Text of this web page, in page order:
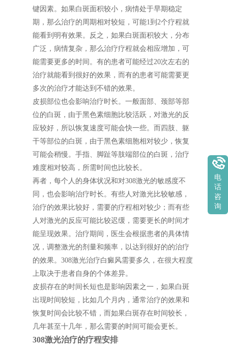
键因素。如果白斑面积较小，病情处于早期稳定
期，那么治疗的周期相对较短，可能1到2个疗程就
能看到明有效果。反之，如果白斑面积较大，分布
广泛，病情复杂，那么治疗疗程就会相应增加，可
能需要更多的时间。有的患者可能经过20次左右的
治疗就能看到很好的效果，而有的患者可能需要更
多次的治疗才能达到不错的效果。
皮损部位也会影响治疗时长。一般面部、颈部等部
位的白斑，由于黑色素细胞比较活跃，对激光的反
应较好，所以恢复速度可能会快一些。而四肢、躯
干等部位的白斑，由于黑色素细胞相对较少，恢复
可能会稍慢。手指、脚趾等肢端部位的白斑，治疗
难度相对较高，所需时间也比较长。
再者，每个人的身体状况和对308激光的敏感度不
同，也会影响治疗时长。有些人对激光比较敏感，
治疗的效果比较好，需要的疗程相对较少；而有些
人对激光的反应可能比较迟缓，需要更长的时间才
能呈现效果。治疗期间，医生会根据患者的具体情
况，调整激光的剂量和频率，以达到很好的的治疗
的效果。308激光治疗白癜风需要多久，在很大程度
上取决于患者自身的个体差异。
皮损存在的时间长短也是影响因素之一，如果白斑
出现时间较短，比如几个月内，通常治疗的效果和
恢复时间会比较不错，而如果白斑存在时间较长，
几年甚至十几年，那么需要的时间可能会更长。
308激光治疗的疗程安排
电
话
咨
询